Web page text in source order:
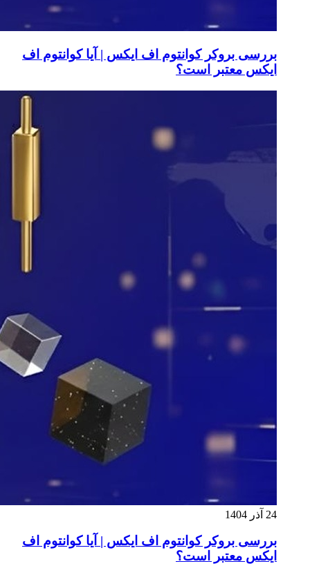
بررسی بروکر کوانتوم اف ایکس | آیا کوانتوم اف
ایکس معتبر است؟
24 آذر 1404
بررسی بروکر کوانتوم اف ایکس | آیا کوانتوم اف
ایکس معتبر است؟